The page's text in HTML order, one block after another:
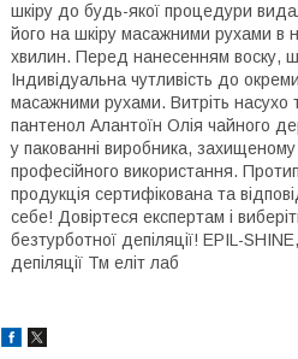
шкіру до будь-якої процедури
його на шкіру масажними рухами в
хвилин. Перед нанесенням воску,
Індивідуальна чутливість до
масажними рухами. Витріть
пантенол Алантоїн Олія чайного
у пакованні виробника,
професійного використання.
продукція сертифікована та
себе! Довіртеся експертам і
безтурботної депіляції! EPIL-
депіляції Тм еліт лаб